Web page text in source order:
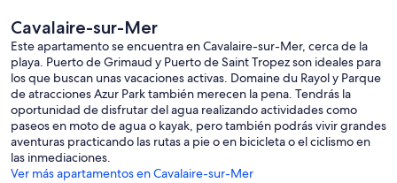
Cavalaire-sur-Mer
Este apartamento se encuentra en Cavalaire-sur-Mer, cerca de la
playa. Puerto de Grimaud y Puerto de Saint Tropez son ideales para
los que buscan unas vacaciones activas. Domaine du Rayol y Parque
de atracciones Azur Park también merecen la pena. Tendrás la
oportunidad de disfrutar del agua realizando actividades como
paseos en moto de agua o kayak, pero también podrás vivir grandes
aventuras practicando las rutas a pie o en bicicleta o el ciclismo en
las inmediaciones.
Ver más apartamentos en Cavalaire-sur-Mer